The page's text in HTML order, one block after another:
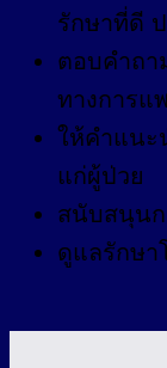
รักษาที่ดี
ตอบคำถา
ทางการแ
ให้คำแนะ
แก่ผู้ป่วย
สนับสนุนก
ดูแลรักษา